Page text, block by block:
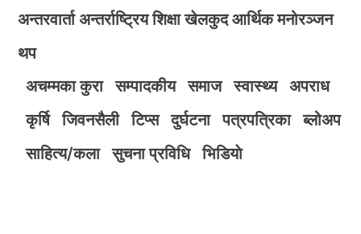
अन्तरवार्ता अन्तर्राष्ट्रिय शिक्षा खेलकुद आर्थिक मनोरञ्जन
थप
अचम्मका कुरा
सम्पादकीय समाज स्वास्थ्य
अपराध
कृर्षि
जिवनसैली टिप्स दुर्घटना पत्रपत्रिका
ब्लोअप
साहित्य/कला
सुचना प्रविधि भिडियाे